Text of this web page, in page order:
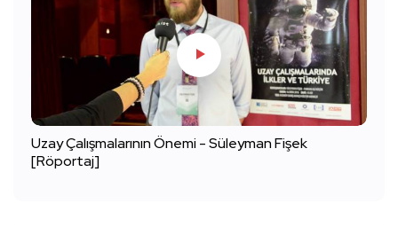
Uzay Çalışmalarının Önemi - Süleyman Fişek
[Röportaj]